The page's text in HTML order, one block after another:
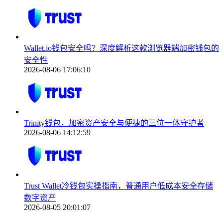
Wallet.io钱包安全吗？深度解析这款浏览器端加密钱包的
安全性
2026-08-06 17:06:10
Trinity钱包，加密资产安全与便捷的三位一体守护者
2026-08-06 14:12:59
Trust Wallet冷钱包实操指南，普通用户低成本安全存储
数字资产
2026-08-05 20:01:07